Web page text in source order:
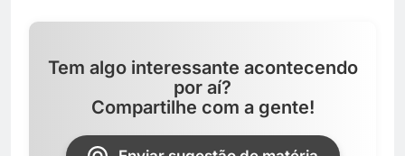
Tem algo interessante acontecendo
por aí?
Compartilhe com a gente!